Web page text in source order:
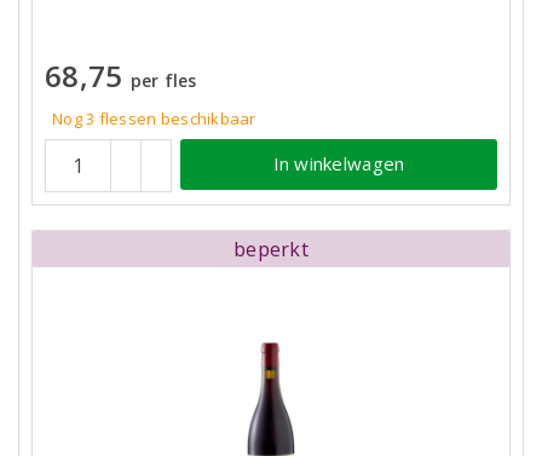
68,75 per fles
Nog 3 flessen beschikbaar
In winkelwagen
beperkt